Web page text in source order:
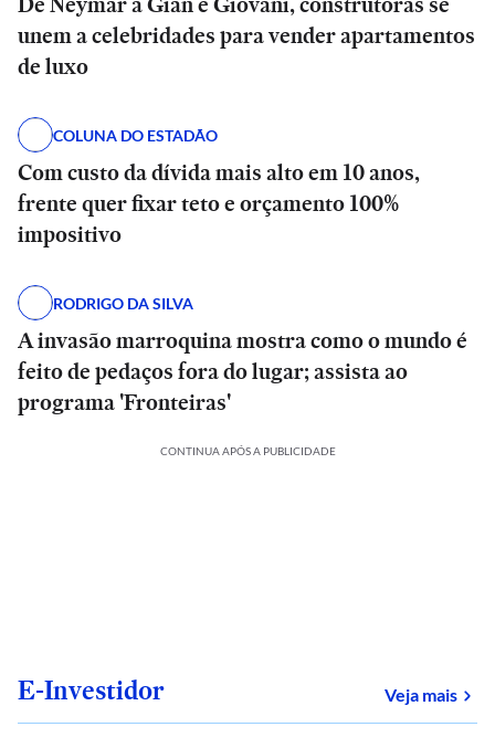
unem a celebridades para vender apartamentos
de luxo
COLUNA DO ESTADÃO
Com custo da dívida mais alto em 10 anos,
frente quer fixar teto e orçamento 100%
impositivo
RODRIGO DA SILVA
A invasão marroquina mostra como o mundo é
feito de pedaços fora do lugar; assista ao
programa 'Fronteiras'
CONTINUA APÓS A PUBLICIDADE
E-Investidor Veja mais